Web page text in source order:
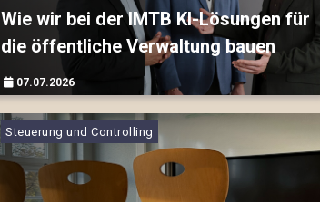
Wie wir bei der IMTB KI-Lösungen für
die öffentliche Verwaltung bauen
07.07.2026
Steuerung und Controlling